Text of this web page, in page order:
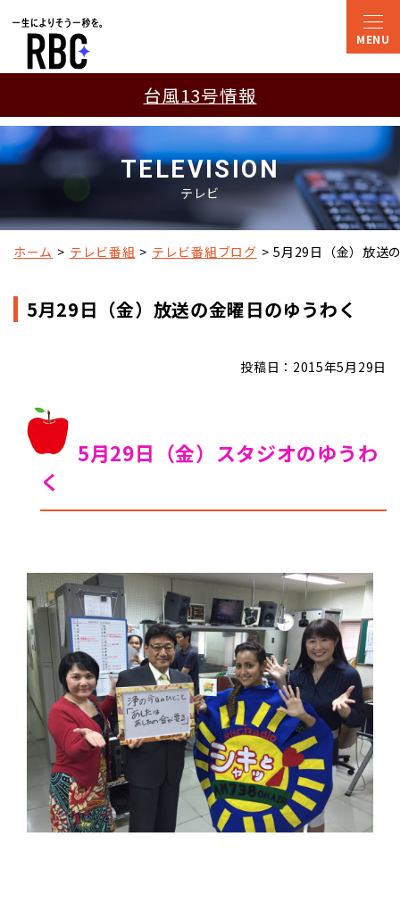
台風13号情報
TELEVISION
テレビ
ホーム テレビ番組 テレビ番組ブログ 5月29日（金）放送
5月29日（金）放送の金曜日のゆうわく
投稿日：2015年5月29日
5月29日（金）スタジオのゆうわ
く